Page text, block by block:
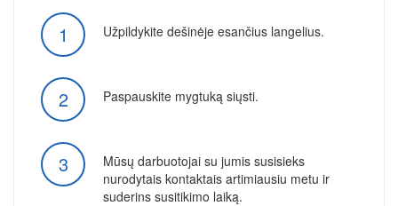
1 Užpildykite dešinėje esančius langelius.
2 Paspauskite mygtuką siųsti.
3
Mūsų darbuotojai su jumis susisieks
nurodytais kontaktais artimiausiu metu ir
suderins susitikimo laiką.